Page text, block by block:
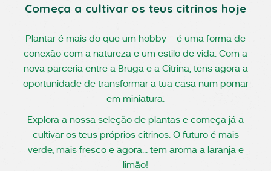
Começa a cultivar os teus citrinos hoje
Plantar é mais do que um hobby – é uma forma de
conexão com a natureza e um estilo de vida. Com a
nova parceria entre a Bruga e a Citrina, tens agora a
oportunidade de transformar a tua casa num pomar
em miniatura.
Explora a nossa seleção de plantas e começa já a
cultivar os teus próprios citrinos. O futuro é mais
verde, mais fresco e agora… tem aroma a laranja e
limão!